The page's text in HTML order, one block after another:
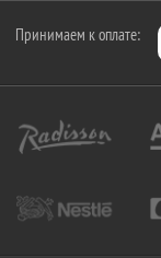
Принимаем к оплате: